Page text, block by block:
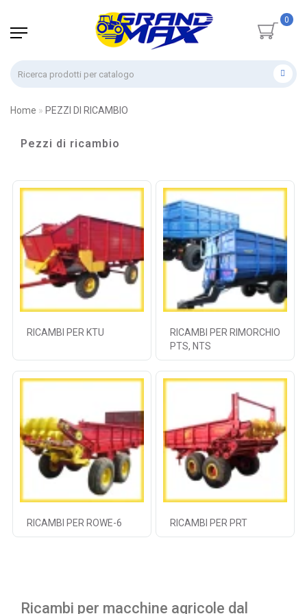
0
Home PEZZI DI RICAMBIO
Pezzi di ricambio
RICAMBI PER KTU
RICAMBI PER RIMORCHIO
PTS, NTS
RICAMBI PER ROWE-6 RICAMBI PER PRT
Ricambi per macchine agricole dal